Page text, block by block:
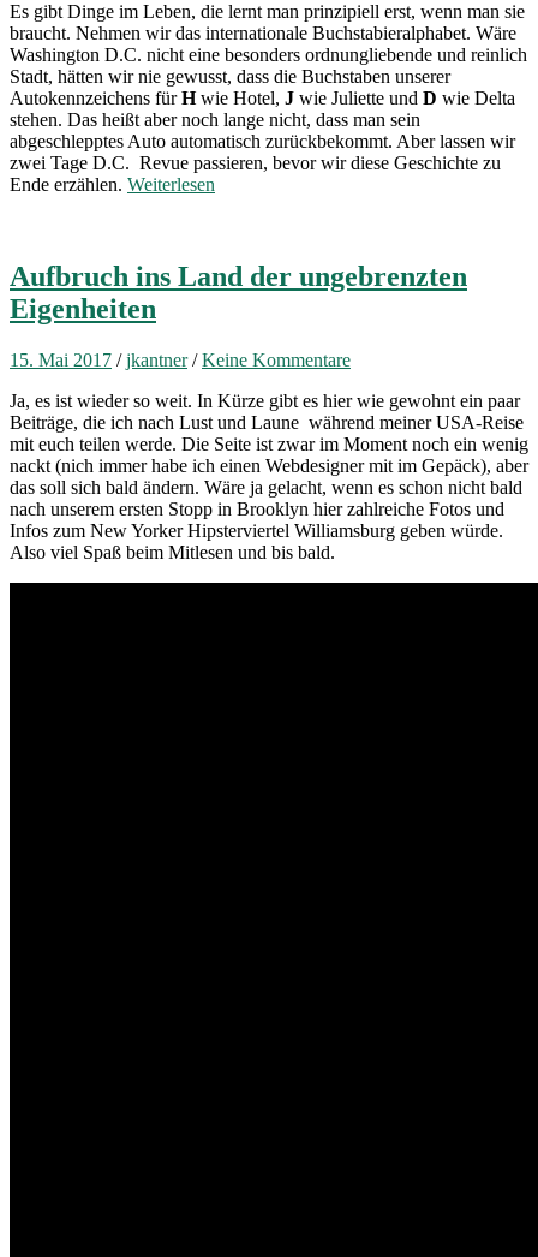
Es gibt Dinge im Leben, die lernt man prinzipiell erst, wenn man sie
braucht. Nehmen wir das internationale Buchstabieralphabet. Wäre
Washington D.C. nicht eine besonders ordnungliebende und reinlich
Stadt, hätten wir nie gewusst, dass die Buchstaben unserer
Autokennzeichens fürHwie Hotel, J wie Juliette und D wie Delta
stehen. Das heißt aber noch lange nicht, dass man sein
abgeschlepptes Auto automatisch zurückbekommt. Aber lassen wir
zwei Tage D.C. Revue passieren, bevor wir diese Geschichte zu
Ende erzählen. Weiterlesen
Aufbruch ins Land der ungebrenzten
Eigenheiten
15. Mai 2017 /jkantner /Keine Kommentare
Ja, es ist wieder so weit. In Kürze gibt es hier wie gewohnt ein paar
Beiträge, die ich nach Lust und Laune während meiner USA-Reise
mit euch teilen werde. Die Seite ist zwar im Moment noch ein wenig
nackt (nich immer habe ich einen Webdesigner mit im Gepäck), aber
das soll sich bald ändern. Wäre ja gelacht, wenn es schon nicht bald
nach unserem ersten Stopp in Brooklyn hier zahlreiche Fotos und
Infos zum New Yorker Hipsterviertel Williamsburg geben würde.
Also viel Spaß beim Mitlesen und bis bald.